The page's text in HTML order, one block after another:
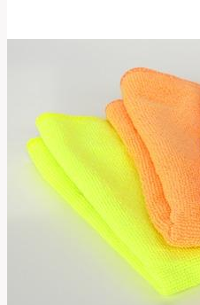
to
a
kdy
to
použít?